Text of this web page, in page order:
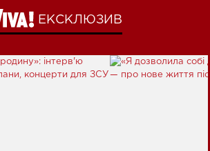
ЕКСКЛЮЗИВ